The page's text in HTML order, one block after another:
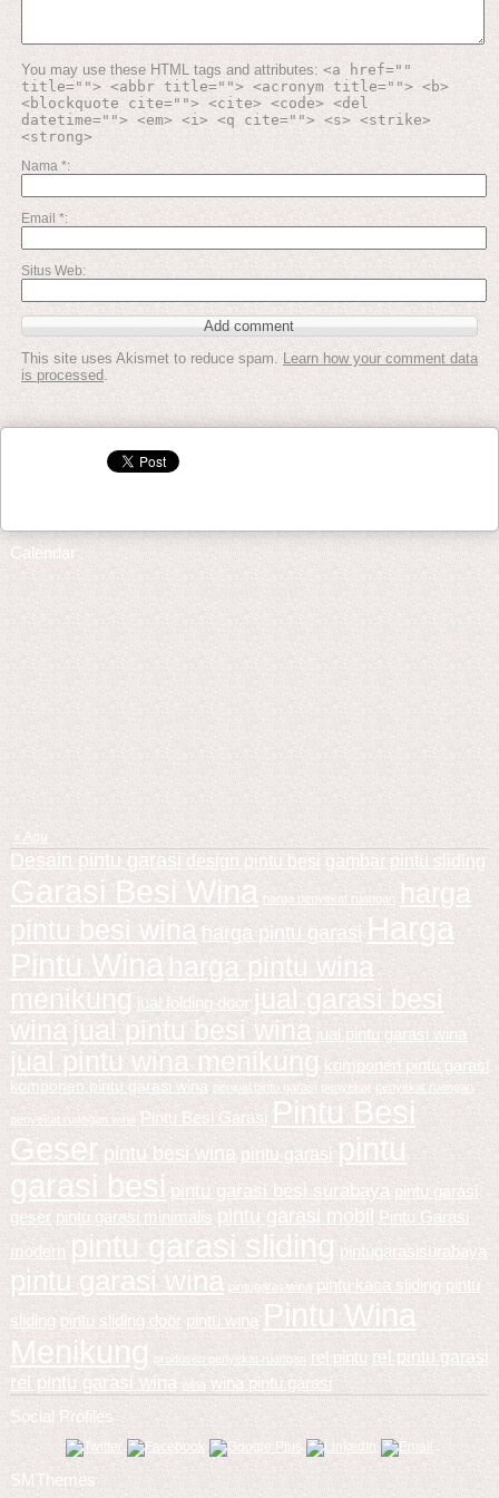
You may use these HTML tags and attributes: <a href=""
title=""> <abbr title=""> <acronym title=""> <b>
<blockquote cite=""> <cite> <code> <del
datetime=""> <em> <i> <q cite=""> <s> <strike>
<strong>
Nama *
Email *
Situs Web
This site uses Akismet to reduce spam. Learn how your comment data
is processed.
Calendar
« Agu
Desain pintu garasi design pintu besi gambar pintu sliding
Garasi Besi Wina harga penyekat ruangan
harga
pintu besi wina harga pintu garasi Harga
Pintu Wina harga pintu wina
menikung jual folding door jual garasi besi
wina jual pintu besi wina jual pintu garasi wina
jual pintu wina menikung komponen pintu garasi
komponen pintu garasi wina penjual pintu garasi penyekat penyekat ruangan
penyekat ruangan wina Pintu Besi Garasi
Pintu Besi
Geser pintu besi wina pintu garasi
pintu
garasi besi pintu garasi besi surabaya pintu garasi
geser pintu garasi minimalis pintu garasi mobil
Pintu Garasi
modern pintu garasi sliding pintugarasisurabaya
pintu garasi wina pintugarasiwina pintu kaca sliding pintu
sliding pintu sliding door pintu wina Pintu Wina
Menikung produsen penyekat ruangan rel pintu rel pintu garasi
rel pintu garasi wina wina wina pintu garasi
Social Profiles
SMThemes